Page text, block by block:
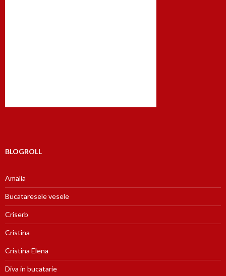
BLOGROLL
Amalia
Bucataresele vesele
Criserb
Cristina
Cristina Elena
Diva in bucatarie